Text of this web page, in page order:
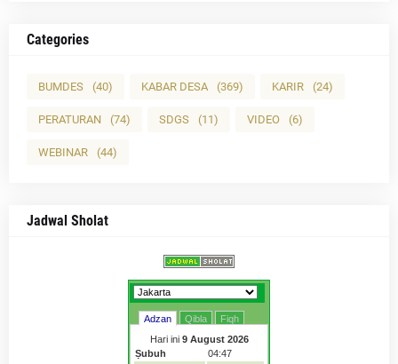
Categories
BUMDES (40) KABAR DESA (369) KARIR (24)
PERATURAN (74) SDGS (11) VIDEO (6)
WEBINAR (44)
Jadwal Sholat